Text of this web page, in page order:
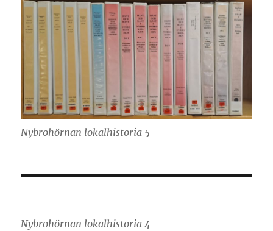
Nybrohörnan lokalhistoria 5
Nybrohörnan lokalhistoria 4